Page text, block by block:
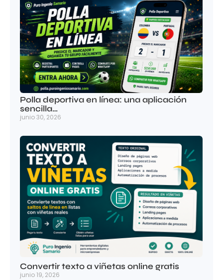
Polla deportiva en línea: una aplicación
sencilla…
junio 30, 2026
Convertir texto a viñetas online gratis
junio 19, 2026